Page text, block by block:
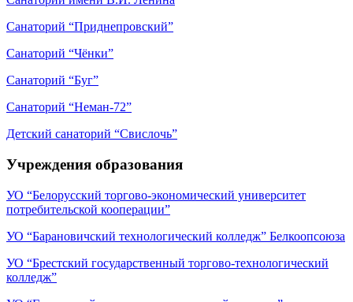
Санаторий “Приднепровский”
Санаторий “Чёнки”
Санаторий “Буг”
Санаторий “Неман-72”
Детский санаторий “Свислочь”
Учреждения образования
УО “Белорусский торгово-экономический университет
потребительской кооперации”
УО “Барановичский технологический колледж” Белкоопсоюза
УО “Брестский государственный торгово-технологический
колледж”